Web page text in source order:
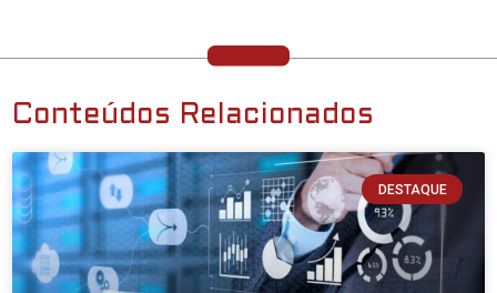
Conteúdos Relacionados
DESTAQUE